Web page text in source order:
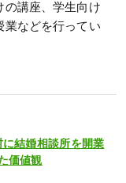
の講座、学生向け
業などを行ってい
結婚相談所を開業
価値観